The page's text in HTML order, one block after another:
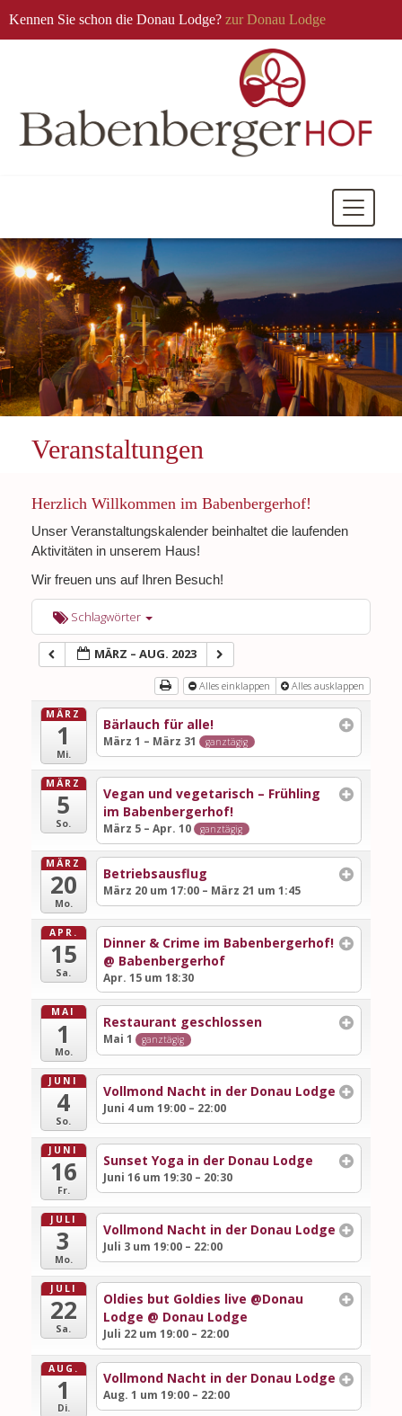
Kennen Sie schon die Donau Lodge? zur Donau Lodge
Mobile
Veranstaltungen
Herzlich Willkommen im Babenbergerhof!
Unser Veranstaltungskalender beinhaltet die laufenden
Aktivitäten in unserem Haus!
Wir freuen uns auf Ihren Besuch!
Schlagwörter
MÄRZ – AUG. 2023
Alles einklappen Alles ausklappen
MÄRZ
1
Mi.
Bärlauch für alle!
März 1 – März 31 ganztägig
MÄRZ
5
So.
Vegan und vegetarisch – Frühling
im Babenbergerhof!
März 5 – Apr. 10 ganztägig
MÄRZ
20
Mo.
Betriebsausflug
März 20 um 17:00 – März 21 um 1:45
APR.
15
Sa.
Dinner & Crime im Babenbergerhof!
@ Babenbergerhof
Apr. 15 um 18:30
MAI
1
Mo.
Restaurant geschlossen
Mai 1 ganztägig
JUNI
4
So.
Vollmond Nacht in der Donau Lodge
Juni 4 um 19:00 – 22:00
JUNI
16
Fr.
Sunset Yoga in der Donau Lodge
Juni 16 um 19:30 – 20:30
JULI
3
Mo.
Vollmond Nacht in der Donau Lodge
Juli 3 um 19:00 – 22:00
JULI
22
Sa.
Oldies but Goldies live @Donau
Lodge @ Donau Lodge
Juli 22 um 19:00 – 22:00
AUG.
1
Di.
Vollmond Nacht in der Donau Lodge
Aug. 1 um 19:00 – 22:00